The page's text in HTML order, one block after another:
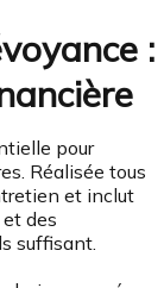
:
pour
Réalisée tous
et inclut
des
suffisant.